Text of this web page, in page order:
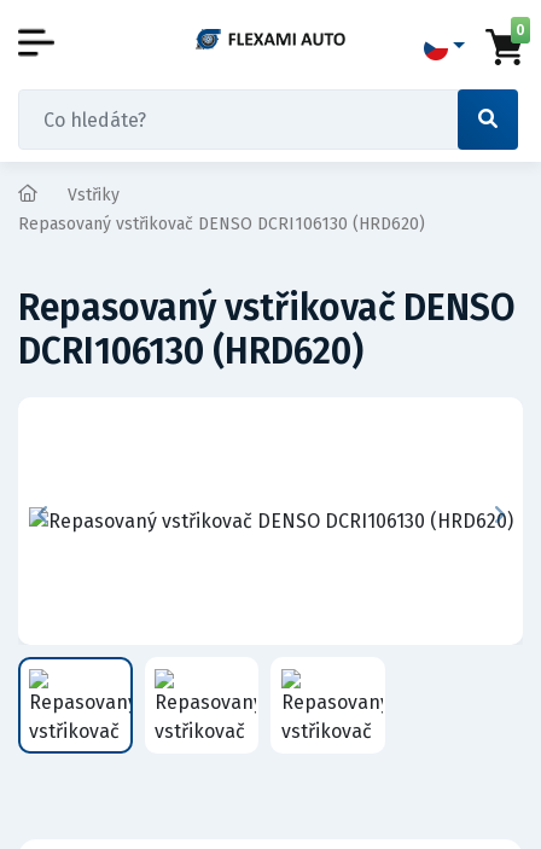
0
Vstřiky
Repasovaný vstřikovač DENSO DCRI106130 (HRD620)
Repasovaný vstřikovač DENSO
DCRI106130 (HRD620)